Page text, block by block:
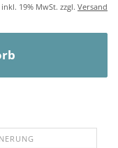
inkl. 19% MwSt. zzgl. Versand